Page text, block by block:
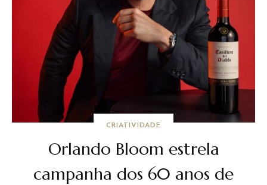
CRIATIVIDADE
Orlando Bloom estrela
campanha dos 60 anos de